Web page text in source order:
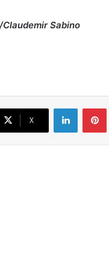
Sabino
X